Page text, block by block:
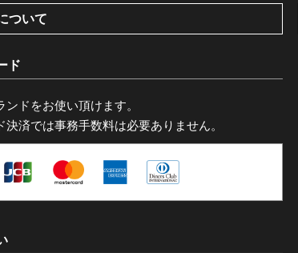
ついて
ド
ンドをお使い頂けます。
決済では事務手数料は必要ありません。